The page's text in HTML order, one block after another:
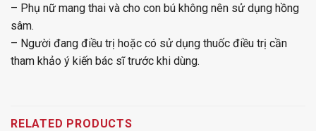
– Phụ nữ mang thai và cho con bú không nên sử dụng hồng
sâm.
– Người đang điều trị hoặc có sử dụng thuốc điều trị cần
tham khảo ý kiến bác sĩ trước khi dùng.
RELATED PRODUCTS